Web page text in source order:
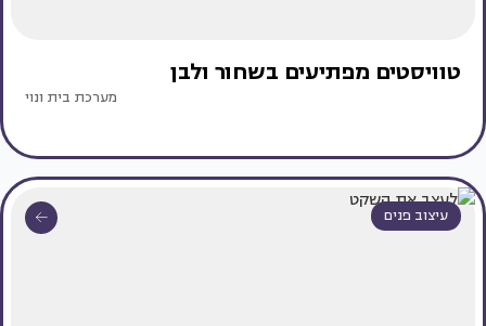
טוויסטים מפתיעים בשחור ולבן
מערכת בית ונוי
עיצוב פנים